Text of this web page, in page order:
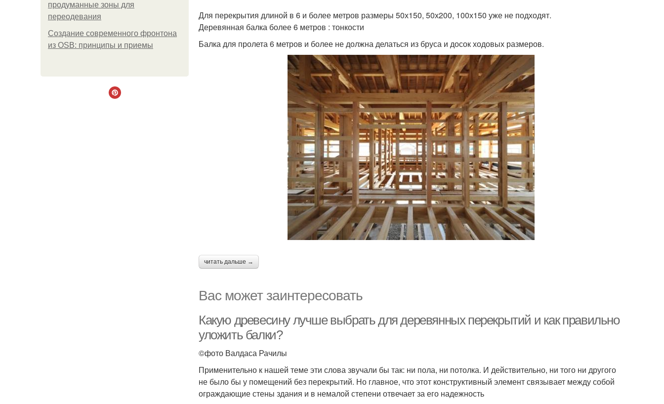
продуманные зоны для
переодевания
Создание современного фронтона
из OSB: принципы и приемы
Для перекрытия длиной в 6 и более метров размеры 50х150, 50х200, 100х150 уже не подходят.
Деревянная балка более 6 метров : тонкости
Балка для пролета 6 метров и более не должна делаться из бруса и досок ходовых размеров.
читать дальше →
Вас может заинтересовать
Какую древесину лучше выбрать для деревянных перекрытий и как правильно
уложить балки?
©фото Валдаса Рачилы
Применительно к нашей теме эти слова звучали бы так: ни пола, ни потолка. И действительно, ни того ни другого
не было бы у помещений без перекрытий. Но главное, что этот конструктивный элемент связывает между собой
ограждающие стены здания и в немалой степени отвечает за его надежность